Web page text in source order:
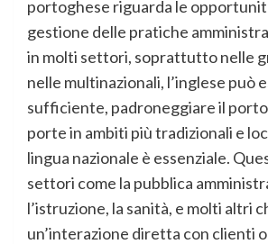
portoghese riguarda le
gestione delle pratiche
in molti settori, soprattutto nelle
nelle multinazionali, l’inglese può
sufficiente, padroneggiare il
porte in ambiti più tradizionali e
lingua nazionale è essenziale.
settori come la pubblica
l’istruzione, la sanità, e molti altri
un’interazione diretta con clienti